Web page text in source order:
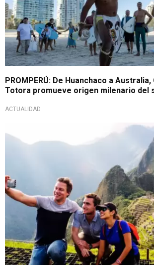
PROMPERÚ: De Huanchaco a
Totora promueve origen milenario del
ACTUALIDAD